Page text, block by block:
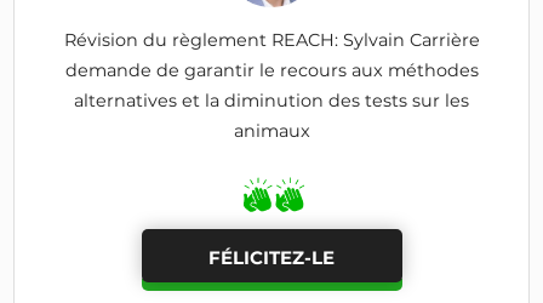
Révision du règlement REACH: Sylvain Carrière
demande de garantir le recours aux méthodes
alternatives et la diminution des tests sur les
animaux
FÉLICITEZ-LE